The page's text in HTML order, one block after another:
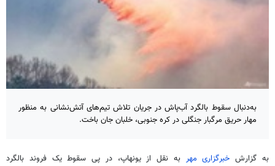
به‌دنبال سقوط بالگرد آب‌پاش در جریان تلاش تیم‌های آتش‌نشانی به منظور
مهار حریق مرگبار جنگلی در کره جنوبی، خلبان جان باخت.
به گزارش خبرگزاری مهر به نقل از یونهاپ، در پی سقوط یک فروند بالگرد